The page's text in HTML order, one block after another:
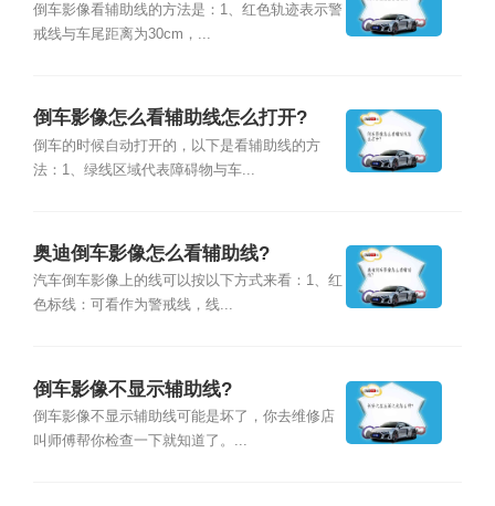
倒车影像看辅助线的方法是：1、红色轨迹表示警
戒线与车尾距离为30cm，...
倒车影像怎么看辅助线怎么打开?
倒车的时候自动打开的，以下是看辅助线的方
法：1、绿线区域代表障碍物与车...
奥迪倒车影像怎么看辅助线?
汽车倒车影像上的线可以按以下方式来看：1、红
色标线：可看作为警戒线，线...
倒车影像不显示辅助线?
倒车影像不显示辅助线可能是坏了，你去维修店
叫师傅帮你检查一下就知道了。...